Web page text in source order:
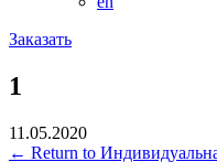
Заказать
1
11.05.2020
← Return to